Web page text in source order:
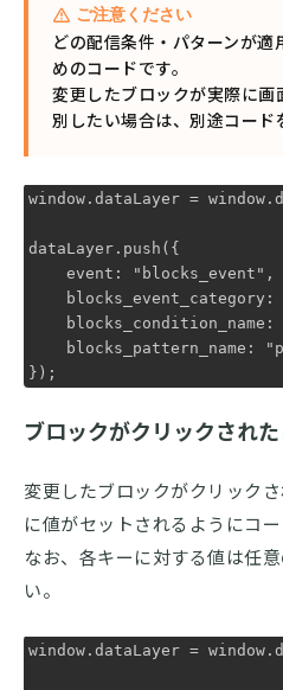
ご注意ください
どの配信条件・パターンが
めのコードです。
変更したブロックが実際に画
別したい場合は、別途コード
window.dataLayer =
dataLayer.push({
    event: "blocks_event",
blocks_event_category:
blocks_condition_name:
blocks_pattern_name:
});
ブロックがクリックされ
変更したブロックがクリック
に値がセットされるようにコー
なお、各キーに対する値は任
い。
window.dataLayer =